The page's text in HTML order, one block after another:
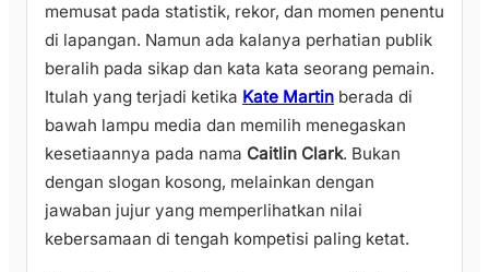
memusat pada statistik, rekor, dan momen penentu
di lapangan. Namun ada kalanya perhatian publik
beralih pada sikap dan kata kata seorang pemain.
Itulah yang terjadi ketika Kate Martin berada di
bawah lampu media dan memilih menegaskan
kesetiaannya pada nama Caitlin Clark. Bukan
dengan slogan kosong, melainkan dengan
jawaban jujur yang memperlihatkan nilai
kebersamaan di tengah kompetisi paling ketat.